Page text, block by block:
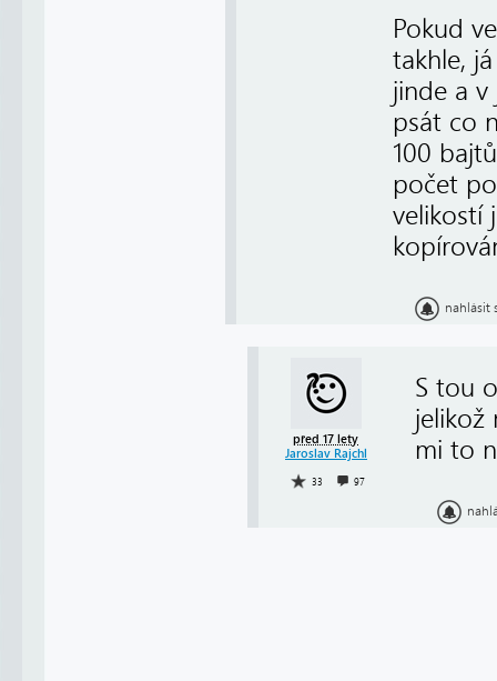
Pokud
takhle,
jinde a v
psát co
100
počet
velikostí
nahlásit
před 17 lety
Jaroslav Rajchl
33 97
S tou
jelikož
mi to